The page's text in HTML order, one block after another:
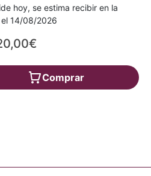
hoy, se estima recibir en la
el 14/08/2026
Comprar